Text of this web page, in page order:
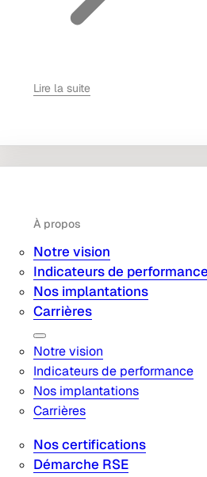
Lire la suite
À propos
Notre vision
Indicateurs de
Nos implantations
Carrières
Notre vision
Indicateurs de performance
Nos implantations
Carrières
Nos certifications
Démarche RSE